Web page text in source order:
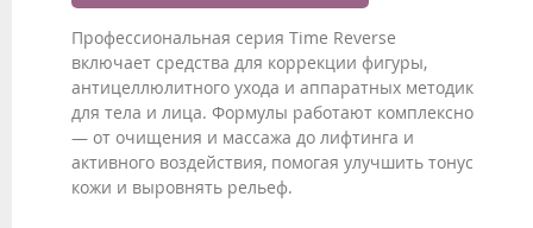
Профессиональная серия Time Reverse
включает средства для коррекции фигуры,
антицеллюлитного ухода и аппаратных методик
для тела и лица. Формулы работают комплексно
— от очищения и массажа до лифтинга и
активного воздействия, помогая улучшить тонус
кожи и выровнять рельеф.